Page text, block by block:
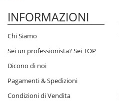
INFORMAZIONI
Chi Siamo
Sei un professionista? Sei TOP
Dicono di noi
Pagamenti & Spedizioni
Condizioni di Vendita